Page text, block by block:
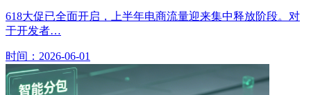
618大促已全面开启，上半年电商流量迎来集中释放阶段。对
于开发者…
时间：2026-06-01